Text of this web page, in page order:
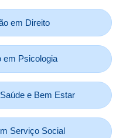
em Direito
em Psicologia
e Bem Estar
Serviço Social